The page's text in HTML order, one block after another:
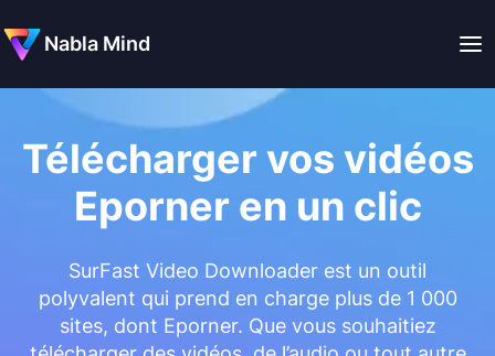
Nabla Mind
Télécharger vos vidéos
Eporner en un clic
SurFast Video Downloader est un outil
polyvalent qui prend en charge plus de 1 000
sites, dont Eporner. Que vous souhaitiez